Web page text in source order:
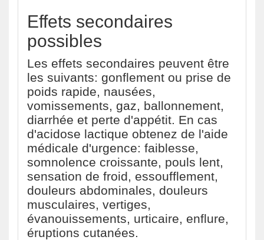
Effets secondaires
possibles
Les effets secondaires peuvent être
les suivants: gonflement ou prise de
poids rapide, nausées,
vomissements, gaz, ballonnement,
diarrhée et perte d'appétit. En cas
d'acidose lactique obtenez de l'aide
médicale d'urgence: faiblesse,
somnolence croissante, pouls lent,
sensation de froid, essoufflement,
douleurs abdominales, douleurs
musculaires, vertiges,
évanouissements, urticaire, enflure,
éruptions cutanées.